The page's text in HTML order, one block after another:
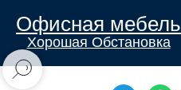
Офисная мебель
Хорошая Обстановка